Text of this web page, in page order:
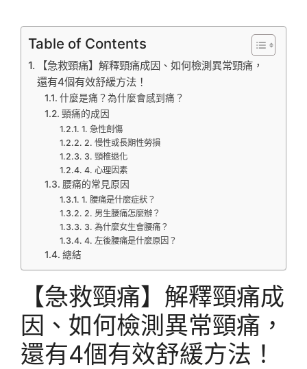
Table of Contents
【急救頸痛】解釋頸痛成因、如何檢測異常頸痛，
還有4個有效舒緩方法！
什麼是痛？為什麼會感到痛？
頸痛的成因
1. 急性創傷
2. 慢性或長期性勞損
3. 頸椎退化
4. 心理因素
腰痛的常見原因
1. 腰痛是什麼症狀？
2. 男生腰痛怎麼辦？
3. 為什麼女生會腰痛？
4. 左後腰痛是什麼原因？
總結
【急救頸痛】解釋頸痛成
因、如何檢測異常頸痛，
還有4個有效舒緩方法！